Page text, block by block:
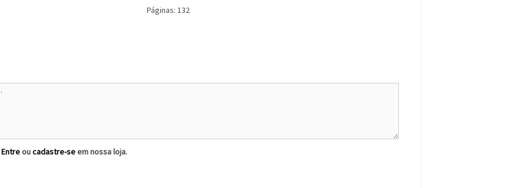
Páginas: 132
Entreoucadastre-seem nossa loja.